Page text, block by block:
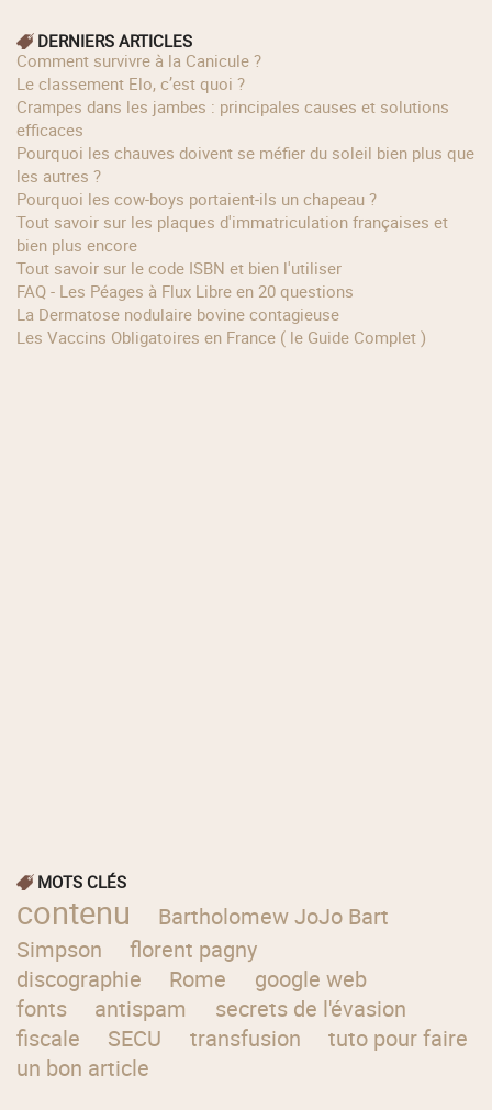
DERNIERS ARTICLES
Comment survivre à la Canicule ?
Le classement Elo, c’est quoi ?
Crampes dans les jambes : principales causes et solutions
efficaces
Pourquoi les chauves doivent se méfier du soleil bien plus que
les autres ?
Pourquoi les cow‑boys portaient‑ils un chapeau ?
Tout savoir sur les plaques d'immatriculation françaises et
bien plus encore
Tout savoir sur le code ISBN et bien l'utiliser
FAQ - Les Péages à Flux Libre en 20 questions
La Dermatose nodulaire bovine contagieuse
Les Vaccins Obligatoires en France ( le Guide Complet )
MOTS CLÉS
contenu
Bartholomew JoJo Bart
Simpson
florent pagny
discographie
Rome
google web
fonts
antispam
secrets de l'évasion
fiscale
SECU transfusion
tuto pour faire
un bon article